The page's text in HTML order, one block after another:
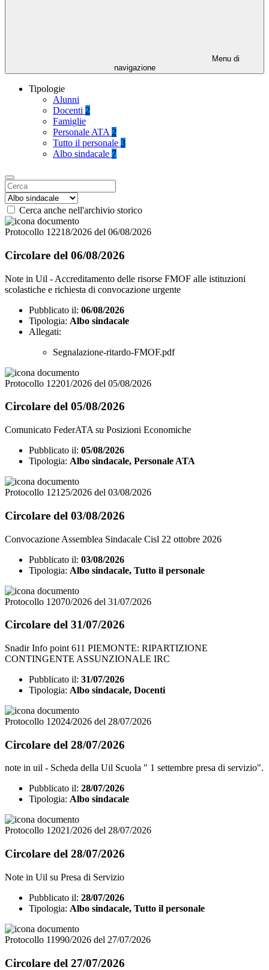
Menu di
navigazione
Tipologie
Alunni
Docenti 2
Famiglie
Personale ATA 2
Tutto il personale 3
Albo sindacale 7
Cerca anche nell'archivio storico
Protocollo 12218/2026 del 06/08/2026
Circolare del 06/08/2026
Note in Uil - Accreditamento delle risorse FMOF alle istituzioni
scolastiche e richiesta di convocazione urgente
Pubblicato il: 06/08/2026
Tipologia: Albo sindacale
Allegati:
Segnalazione-ritardo-FMOF.pdf
Protocollo 12201/2026 del 05/08/2026
Circolare del 05/08/2026
Comunicato FederATA su Posizioni Economiche
Pubblicato il: 05/08/2026
Tipologia: Albo sindacale, Personale ATA
Protocollo 12125/2026 del 03/08/2026
Circolare del 03/08/2026
Convocazione Assemblea Sindacale Cisl 22 ottobre 2026
Pubblicato il: 03/08/2026
Tipologia: Albo sindacale, Tutto il personale
Protocollo 12070/2026 del 31/07/2026
Circolare del 31/07/2026
Snadir Info point 611 PIEMONTE: RIPARTIZIONE
CONTINGENTE ASSUNZIONALE IRC
Pubblicato il: 31/07/2026
Tipologia: Albo sindacale, Docenti
Protocollo 12024/2026 del 28/07/2026
Circolare del 28/07/2026
note in uil - Scheda della Uil Scuola " 1 settembre presa di servizio".
Pubblicato il: 28/07/2026
Tipologia: Albo sindacale
Protocollo 12021/2026 del 28/07/2026
Circolare del 28/07/2026
Note in Uil su Presa di Servizio
Pubblicato il: 28/07/2026
Tipologia: Albo sindacale, Tutto il personale
Protocollo 11990/2026 del 27/07/2026
Circolare del 27/07/2026